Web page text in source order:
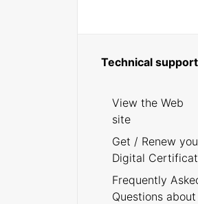
Technical support
View the Web
site
Get / Renew
Digital
Frequently
Questions about